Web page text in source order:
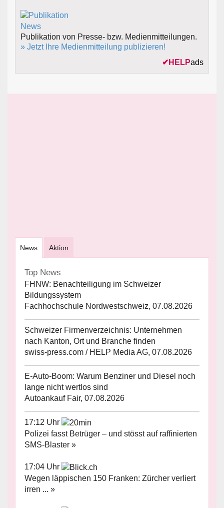
Publikation von Presse- bzw. Medienmitteilungen.
» Jetzt Ihre Medienmitteilung publizieren!
✔ HELPads
News Aktion
Top News
FHNW: Benachteiligung im Schweizer
Bildungssystem
Fachhochschule Nordwestschweiz, 07.08.2026
Schweizer Firmenverzeichnis: Unternehmen
nach Kanton, Ort und Branche finden
swiss-press.com / HELP Media AG, 07.08.2026
E-Auto-Boom: Warum Benziner und Diesel noch
lange nicht wertlos sind
Autoankauf Fair, 07.08.2026
17:12 Uhr
Polizei fasst Betrüger – und stösst auf raffinierten
SMS-Blaster »
17:04 Uhr
Wegen läppischen 150 Franken: Zürcher verliert
irren ... »